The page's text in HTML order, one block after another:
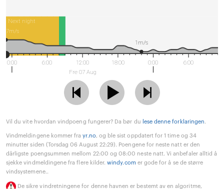
Next night
0:00 6:00
12:00
Fre 07 Aug
18:00 0:00 6:00
7m/s
1m/s
Vil du vite hvordan vindpoeng fungerer? Da bør du lese denne forklaringen.
Vindmeldingene kommer frayr.no, og ble sist oppdatert for 1 time og 34
minutter siden (Torsdag 06 August 22:29). Poengene for neste natt er den
dårligste poengsummen mellom 22:00 og 08:00 neste natt. Vi anbefaler alltid å
sjekke vindmeldingene fra flere kilder.windy.comer gode for å se de større
vindsystemene..
De sikre vindretningene for denne havnen er bestemt av en algoritme,